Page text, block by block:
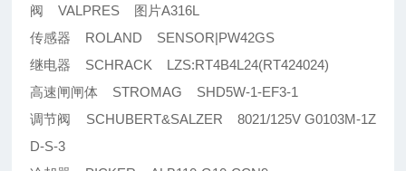
阀 VALPRES 图片A316L
传感器 ROLAND SENSOR|PW42GS
继电器 SCHRACK LZS:RT4B4L24(RT424024)
高速闸闸体 STROMAG SHD5W-1-EF3-1
调节阀 SCHUBERT&SALZER 8021/125V G0103M-1Z
D-S-3